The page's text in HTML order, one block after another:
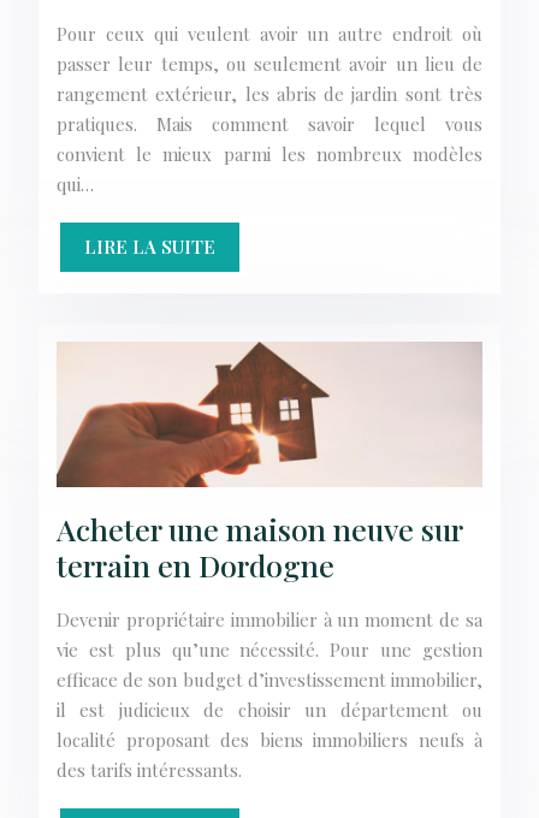
Pour ceux qui veulent avoir un autre endroit où
passer leur temps, ou seulement avoir un lieu de
rangement extérieur, les abris de jardin sont très
pratiques. Mais comment savoir lequel vous
convient le mieux parmi les nombreux modèles
qui…
LIRE LA SUITE
Acheter une maison neuve sur
terrain en Dordogne
Devenir propriétaire immobilier à un moment de sa
vie est plus qu’une nécessité. Pour une gestion
efficace de son budget d’investissement immobilier,
il est judicieux de choisir un département ou
localité proposant des biens immobiliers neufs à
des tarifs intéressants.